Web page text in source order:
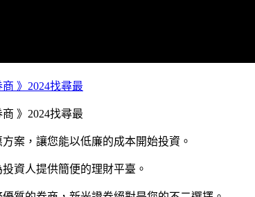
案，讓您能以低廉的成本開始投資。
資人提供簡便的理財平臺。